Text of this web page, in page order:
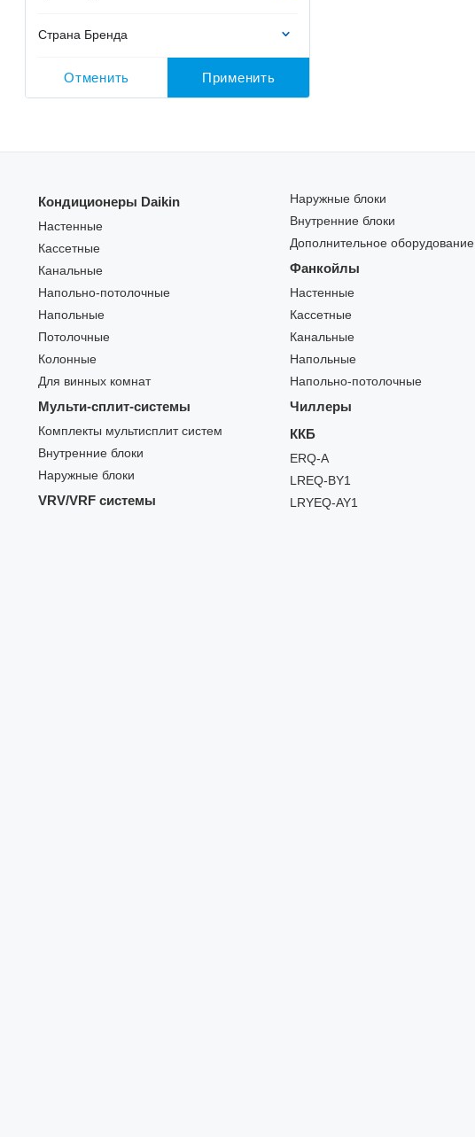
Страна Бренда
Отменить Применить
Кондиционеры Daikin
Настенные
Кассетные
Канальные
Напольно-потолочные
Напольные
Потолочные
Колонные
Для винных комнат
Мульти-сплит-системы
Комплекты мультисплит систем
Внутренние блоки
Наружные блоки
VRV/VRF системы
Наружные блоки
Внутренние блоки
Дополнительное оборудование
Фанкойлы
Настенные
Кассетные
Канальные
Напольные
Напольно-потолочные
Чиллеры
ККБ
ERQ-A
LREQ-BY1
LRYEQ-AY1